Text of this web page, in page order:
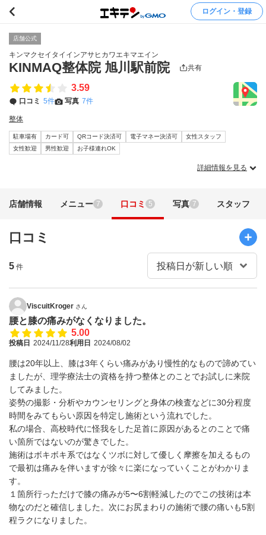
ログイン・登録
店舗公式
キンマクセイタイインアサヒカワエキマエイン
KINMAQ整体院 旭川駅前院 共有
3.59
口コミ 5件 写真 7件
整体
駐車場有 カード可 QRコード決済可 電子マネー決済可
女性スタッフ
女性歓迎
男性歓迎 お子様連れOK
詳細情報を見る
店舗情報 メニュー 7 口コミ 5 写真 7 スタッフ
口コミ
5 件
ViscuitKroger さん
腰と膝の痛みがなくなりました。
5.00
投稿日 2024/11/28利用日 2024/08/02
腰は20年以上、膝は3年くらい痛みがあり慢性的なもので諦めてい
ましたが、理学療法士の資格を持つ整体とのことでお試しに来院
してみました。
姿勢の撮影・分析やカウンセリングと身体の検査などに30分程度
時間をみてもらい原因を特定し施術という流れでした。
私の場合、高校時代に怪我をした足首に原因があるとのことで痛
い箇所ではないのが驚きでした。
施術はボキボキ系ではなくツボに対して優しく摩擦を加えるもの
で最初は痛みを伴いますが徐々に楽になっていくことがわかりま
す。
１箇所行っただけで膝の痛みが5〜6割軽減したのでこの技術は本
物なのだと確信しました。次にお尻まわりの施術で腰の痛いも5割
程ラクになりました。